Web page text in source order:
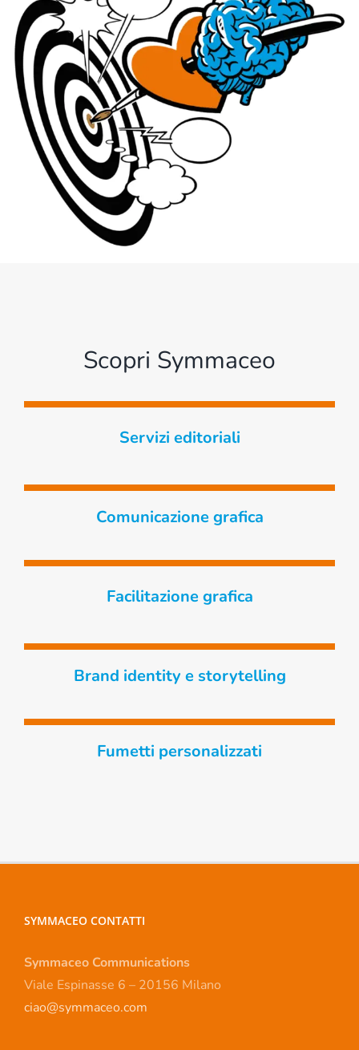
Scopri Symmaceo
Servizi editoriali
Comunicazione grafica
Facilitazione grafica
Brand identity e storytelling
Fumetti personalizzati
SYMMACEO CONTATTI
Symmaceo Communications
Viale Espinasse 6 – 20156 Milano
ciao@symmaceo.com